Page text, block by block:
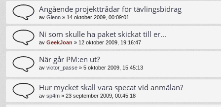
Angående projekttrådar för tävlingsbidrag
av Glenn » 14 oktober 2009, 00:09:01
Ni som skulle ha paket skickat till er...
av GeekJoan » 12 oktober 2009, 19:16:47
När går PM:en ut?
av victor_passe » 5 oktober 2009, 15:45:13
Hur mycket skall vara specat vid anmälan?
av sp4m » 23 september 2009, 00:45:18